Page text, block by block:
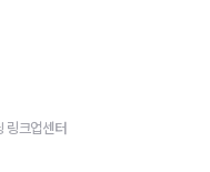
링크업센터